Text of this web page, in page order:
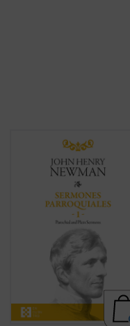
Desde su ordenación como pastor
anglicano hasta su muerte como cardenal
católico, la figura de Newman no deja de
sorprender por la coherencia de su
trayectoria. En estosSermones
, un clásico de la espiritualidad
cristiana que ha inspirado a todas las
generaciones de cristianos desde su
predicación entre 1825 y 1833 hasta hoy, se
encuentran ya las semillas de todos los ...